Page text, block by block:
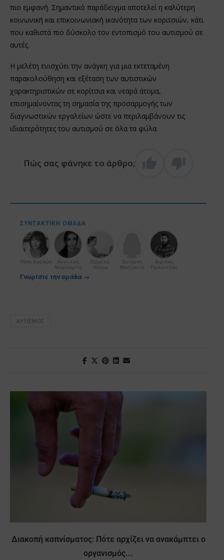
πιο εμφανή. Σημαντικό παράδειγμα αποτελεί η καλύτερη
κοινωνική και επικοινωνιακή ικανότητα των κοριτσιών, κάτι
που καθιστά πιο δύσκολο τον εντοπισμό του αυτισμού σε
αυτές.
Η μελέτη ενισχύει την ανάγκη για μια εκτεταμένη
παρακολούθηση και εξέταση των αυτιστικών
χαρακτηριστικών σε κορίτσια και νεαρά άτομα,
επισημαίνοντας τη σημασία της προσαρμογής των
διαγνωστικών εργαλείων ώστε να περιλαμβάνουν τις
ιδιαιτερότητες του αυτισμού σε όλα τα φύλα.
Πώς σας φάνηκε το άρθρο;
ΣΥΝΤΑΚΤΙΚΉ ΟΜΆΔΑ
Πόπη Χαραμή
Αγγελική
Μαργαρίτη
Πάμελα
Λύτρα
Ευτέρπη
Μουζακίτη
Αιμίλιος
Παλάντζας
Γνωρίστε την ομάδα →
ΑΥΤΙΣΜΌΣ
Διακοπή καπνίσματος: Πότε αρχίζει να ανακάμπτει ο
οργανισμός...